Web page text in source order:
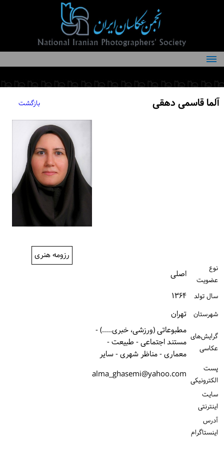
درباره انجمن
کمیته‌های انجمن
آلما قاسمی دهقی بازگشت
رزومه هنری
نوع
عضویت
اصلی
سال تولد ۱۳۶۴
شهرستان تهران
گرایش‌های
عکاسی
مطبوعاتی (ورزشی، خبری.....) -
مستند اجتماعی - طبیعت -
معماری - مناظر شهری - سایر
پست
الكترونیكی alma_ghasemi@yahoo.com
سایت
اینترنتی
آدرس
اینستاگرام